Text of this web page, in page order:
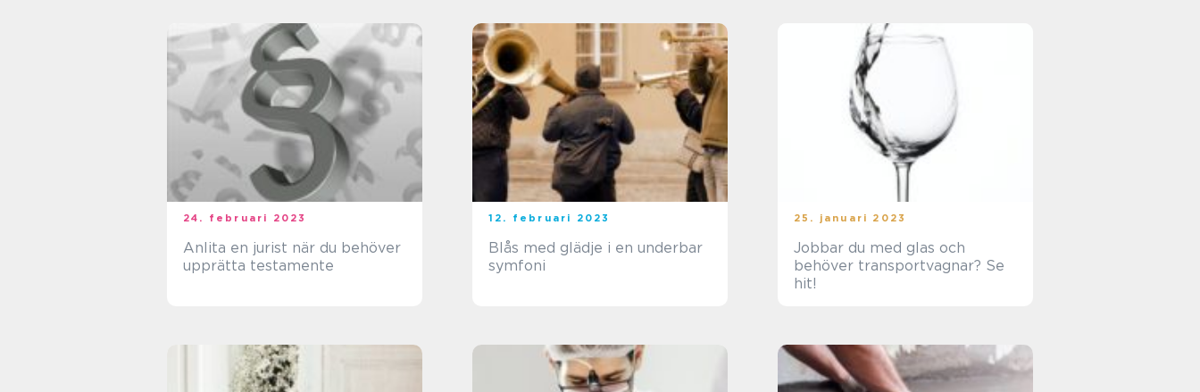
24. februari 2023
Anlita en jurist när du behöver
upprätta testamente
12. februari 2023
Blås med glädje i en underbar
symfoni
25. januari 2023
Jobbar du med glas och
behöver transportvagnar? Se
hit!